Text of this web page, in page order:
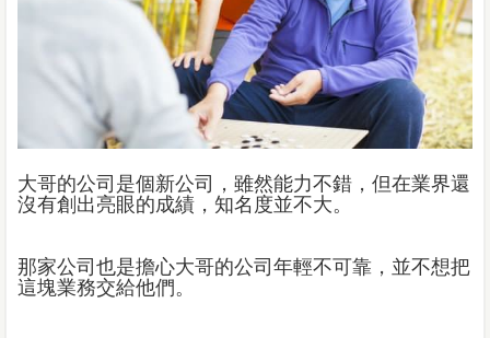
大哥的公司是個新公司，雖然能力不錯，但在業界還
沒有創出亮眼的成績，知名度並不大。
那家公司也是擔心大哥的公司年輕不可靠，並不想把
這塊業務交給他們。